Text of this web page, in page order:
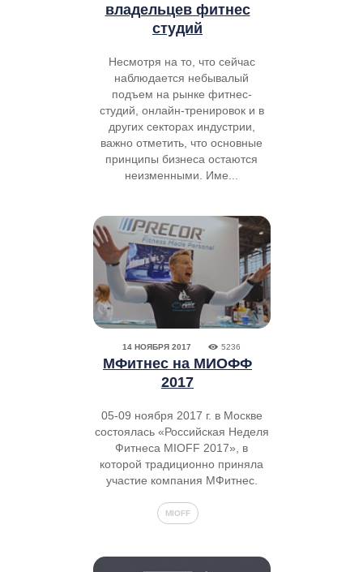
владельцев фитнес
студий
Несмотря на то, что сейчас
наблюдается небывалый
подъем на рынке фитнес-
студий, онлайн-тренировок и в
других секторах индустрии,
важно отметить, что основные
принципы бизнеса остаются
неизменными. Име...
14 НОЯБРЯ 2017 5236
МФитнес на МИОФФ
2017
05-09 ноября 2017 г. в Москве
состоялась «Российская Неделя
Фитнеса MIOFF 2017», в
которой традиционно приняла
участие компания МФитнес.
MIOFF